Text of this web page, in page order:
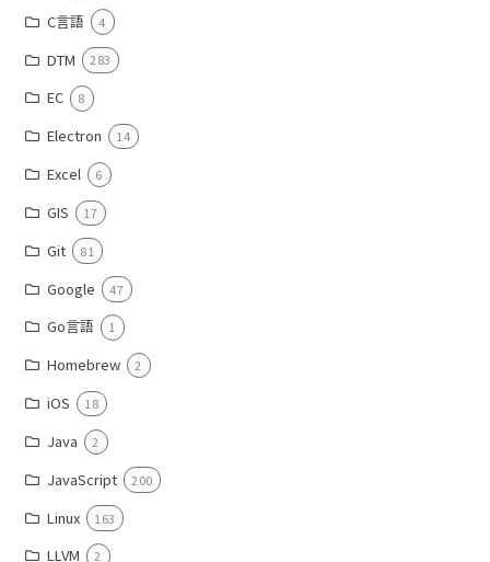
C言語 4
DTM 283
EC 8
Electron 14
Excel 6
GIS 17
Git 81
Google 47
Go言語 1
Homebrew 2
iOS 18
Java 2
JavaScript 200
Linux 163
LLVM 2